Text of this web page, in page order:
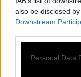
also be disclosed
Downstream
Personal Data